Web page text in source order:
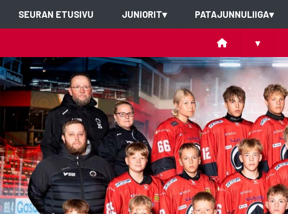
SEURAN ETUSIVU JUNIORIT▾ PATAJUNNULIIGA▾
▾